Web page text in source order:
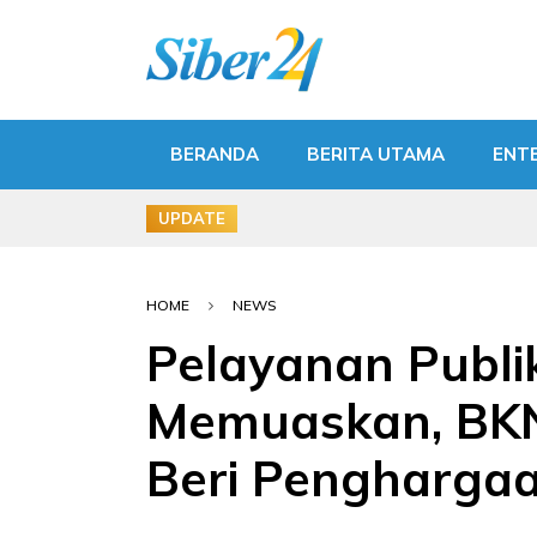
BERANDA BERITA UTAMA
UPDATE
HOME NEWS
Pelayanan
Memuaskan,
Beri